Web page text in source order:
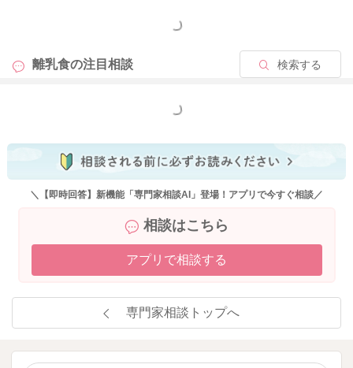
もっと見る
離乳食の注目相談 検索する
もっと見る
＼【即時回答】新機能「専門家相談AI」登場！アプリで今すぐ相談／
相談はこちら
アプリで相談する
専門家相談トップへ